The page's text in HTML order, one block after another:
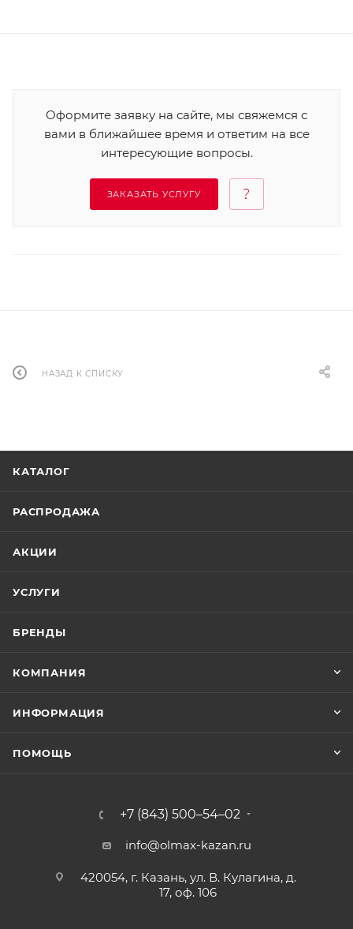
Оформите заявку на сайте, мы свяжемся с
вами в ближайшее время и ответим на все
интересующие вопросы.
ЗАКАЗАТЬ УСЛУГУ
НАЗАД К СПИСКУ
КАТАЛОГ
РАСПРОДАЖА
АКЦИИ
УСЛУГИ
БРЕНДЫ
КОМПАНИЯ
ИНФОРМАЦИЯ
ПОМОЩЬ
+7 (843) 500–54–02
info@olmax-kazan.ru
420054, г. Казань, ул. В. Кулагина, д.
17, оф. 106